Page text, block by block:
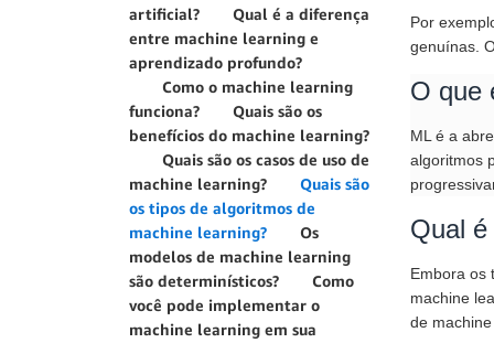
artificial?
Qual é a diferença
entre machine learning e
aprendizado profundo?
Como o machine learning
funciona?
Quais são os
benefícios do machine learning?
Quais são os casos de uso de
machine learning?
Quais são
os tipos de algoritmos de
machine learning?
Os
modelos de machine learning
são determinísticos?
Como
você pode implementar o
machine learning em sua
Por
genuínas.
O que
ML é a
algoritmos
Qual
Embora os
machine
de machine